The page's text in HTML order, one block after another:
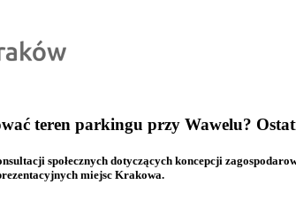
teren parkingu przy Wawelu?
społecznych dotyczących koncepcji
miejsc Krakowa.